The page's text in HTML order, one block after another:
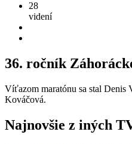
28
videní
36. ročník
Víťazom maratónu sa stal Denis
Kováčová.
Najnovšie z iných